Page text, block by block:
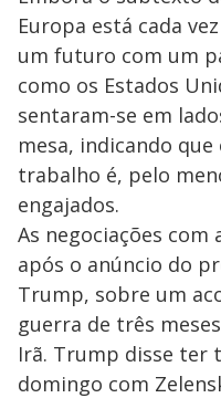
Europa está cada
um futuro com um
como os Estados
sentaram-se em
mesa, indicando
trabalho é, pelo
engajados.
As negociações com
após o anúncio do
Trump, sobre um
guerra de três
Irã. Trump disse ter
domingo com